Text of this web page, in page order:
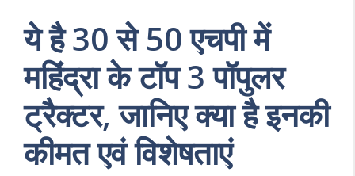
ये है 30 से 50 एचपी में
महिंद्रा के टॉप 3 पॉपुलर
ट्रैक्टर, जानिए क्या है इनकी
कीमत एवं विशेषताएं